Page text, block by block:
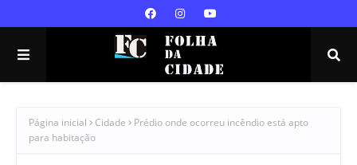
Página inicial Cidade
Prédio onde ocorreu incêndio está apto
para habitação